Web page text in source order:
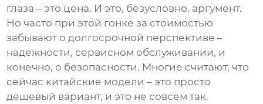
глаза – это цена. И это, безусловно, аргумент.
Но часто при этой гонке за стоимостью
забывают о долгосрочной перспективе –
надежности, сервисном обслуживании, и
конечно, о безопасности. Многие считают, что
сейчас китайские модели – это просто
дешевый вариант, и это не совсем так.